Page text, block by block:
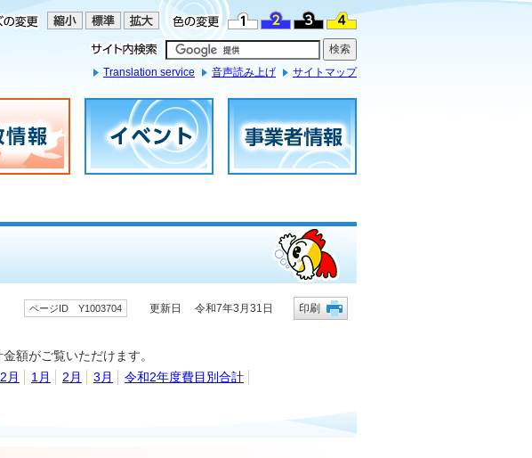
Translation service 音声読み上げ サイトマップ
ページID Y1003704 更新日 令和7年3月31日 印刷
額がご覧いただけます。
月 1月 2月 3月 令和2年度費目別合計